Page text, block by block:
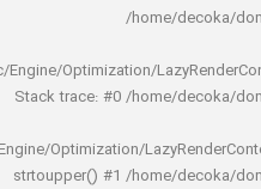
/home/
rocket/inc/Engine/Optimization/
Stack trace: #0 /
rocket/inc/Engine/Optimization/
strtoupper() #1 /